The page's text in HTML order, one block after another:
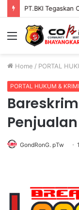
Menu
Home / PORTAL
PORTAL HUKUM &
GondRonG. pTw